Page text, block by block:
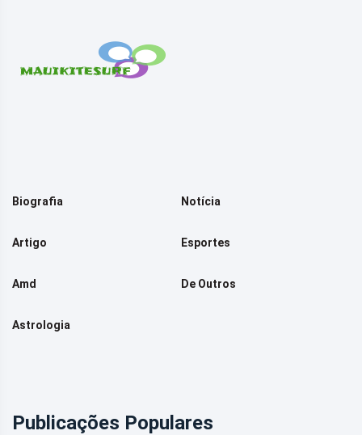
Biografia Notícia
Artigo Esportes
Amd De Outros
Astrologia
Publicações Populares